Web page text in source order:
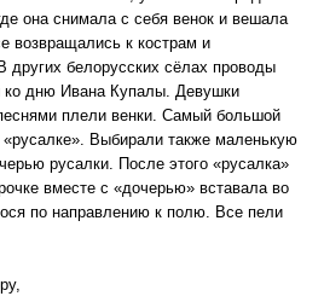
она снимала с себя венок и вешала
возвращались к кострам и
других белорусских сёлах проводы
ко дню Ивана Купалы. Девушки
плели венки. Самый большой
«русалке». Выбирали также маленькую
русалки. После этого «русалка»
вместе с «дочерью» вставала во
по направлению к полю. Все пели